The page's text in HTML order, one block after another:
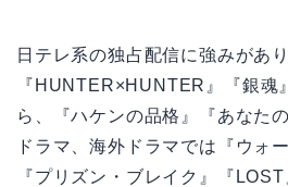
日テレ系の独占配信に強みがあ
『HUNTER×HUNTER』『銀魂
ら、『ハケンの品格』『あなた
ドラマ、海外ドラマでは『ウォ
『プリズン・ブレイク』『